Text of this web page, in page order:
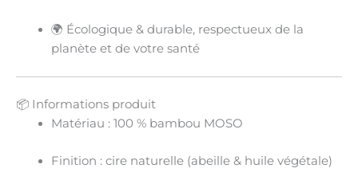
🌍 Écologique & durable, respectueux de la
planète et de votre santé
📦 Informations produit
Matériau : 100 % bambou MOSO
Finition : cire naturelle (abeille & huile végétale)